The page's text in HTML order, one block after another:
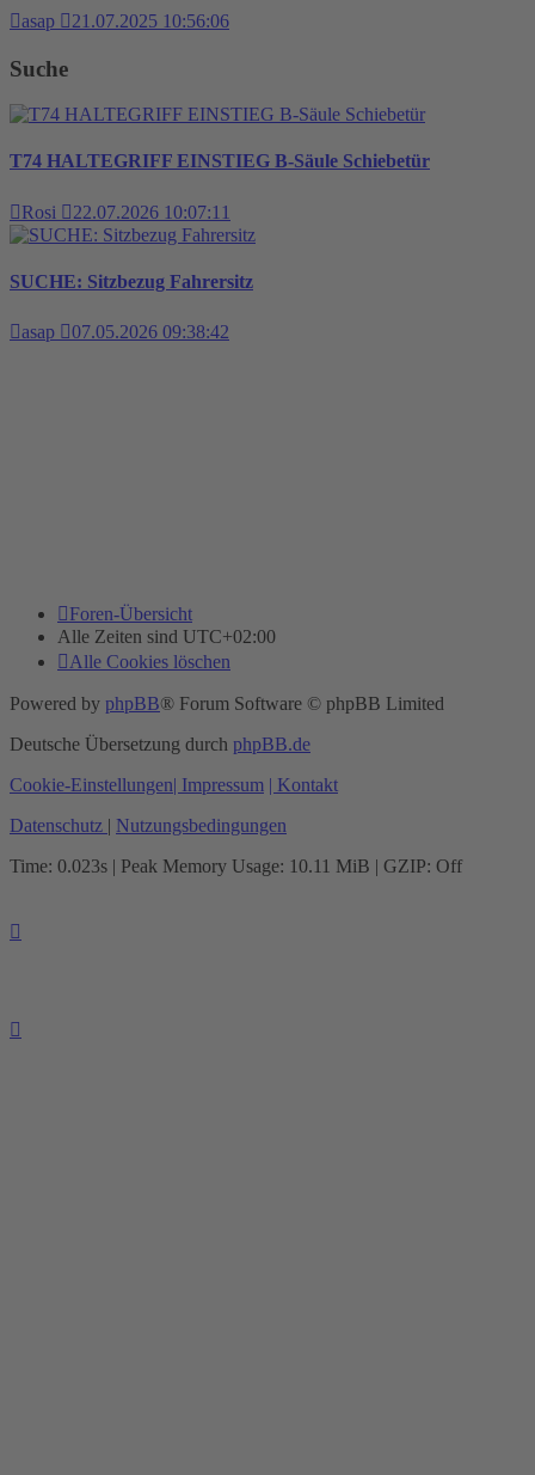
asap 21.07.2025 10:56:06
Suche
T74 HALTEGRIFF EINSTIEG B-Säule Schiebetür
Rosi 22.07.2026 10:07:11
SUCHE: Sitzbezug Fahrersitz
asap 07.05.2026 09:38:42
Foren-Übersicht
Alle Zeiten sind UTC+02:00
Alle Cookies löschen
Powered by phpBB® Forum Software © phpBB Limited
Deutsche Übersetzung durch phpBB.de
Cookie-Einstellungen| Impressum | Kontakt
Datenschutz | Nutzungsbedingungen
Time: 0.023s | Peak Memory Usage: 10.11 MiB | GZIP: Off